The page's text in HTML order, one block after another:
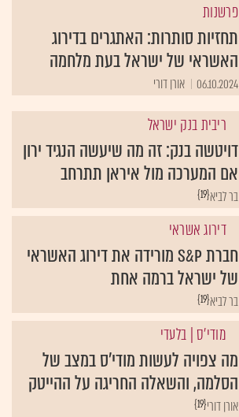
פרשנות
תחזיות סותרות: האתגרים בדירוג
האשראי של ישראל בעת מלחמה
06.10.2024 אורן דורי
ריבית בנק ישראל
דויטשה בנק: זה מה שיעשה הנגיד ירון
אם המערכה מול איראן תתרחב
{19}בר לביא
דירוג אשראי
חברת S&P מורידה את דירוג האשראי
של ישראל ברמה אחת
{19}בר לביא
מודי'ס | בלעדי
מה צפויה לעשות מודי'ס במצב של
הסלמה, והשאלה החריגה על ההייטק
{19}אורן דורי